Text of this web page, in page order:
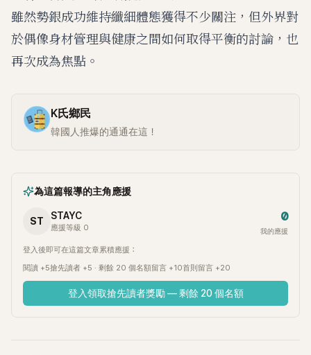
雖然勢銀成功維持纖細體態獲得不少關注，但外界對
於偶像身材管理與健康之間如何取得平衡的討論，也
再次成為焦點。
K氏鄉民
韓國人推爆的通通在這！
為這篇報導的主角應援
ST STAYC
應援等級 0
0
我的應援
登入後即可在這篇文章累積應援：
閱讀 +5搶先讀者 +5 · 剩餘 20 個名額留言 +10首則留言 +20
登入領取搶先讀者獎勵 — 剩餘 20 個名額